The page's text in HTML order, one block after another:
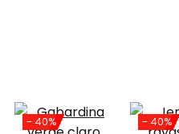
- 40% - 40%